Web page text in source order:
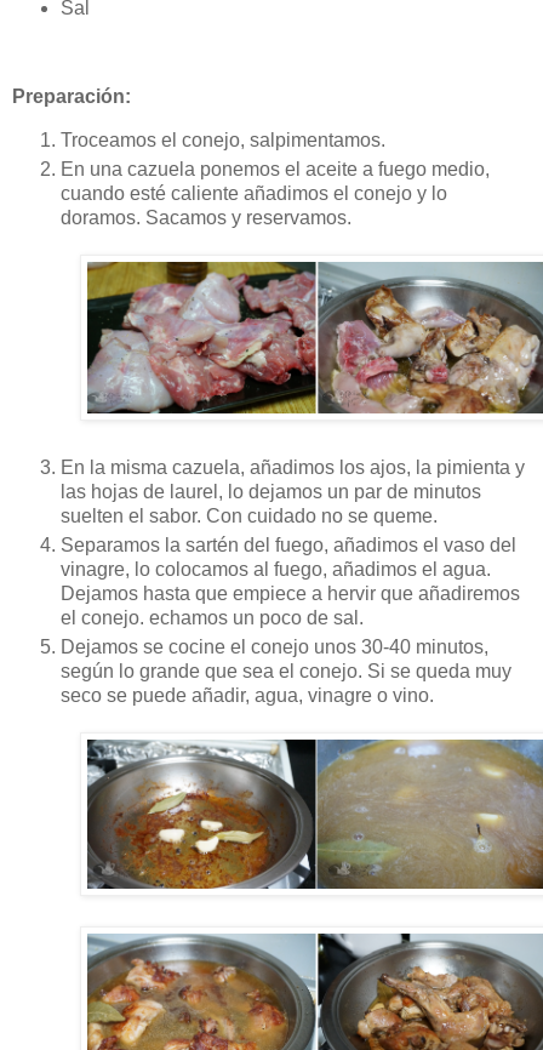
Sal
Preparación:
Troceamos el conejo, salpimentamos.
En una cazuela ponemos el aceite a fuego medio,
cuando esté caliente añadimos el conejo y lo
doramos. Sacamos y reservamos.
En la misma cazuela, añadimos los ajos, la pimienta y
las hojas de laurel, lo dejamos un par de minutos
suelten el sabor. Con cuidado no se queme.
Separamos la sartén del fuego, añadimos el vaso del
vinagre, lo colocamos al fuego, añadimos el agua.
Dejamos hasta que empiece a hervir que añadiremos
el conejo. echamos un poco de sal.
Dejamos se cocine el conejo unos 30-40 minutos,
según lo grande que sea el conejo. Si se queda muy
seco se puede añadir, agua, vinagre o vino.